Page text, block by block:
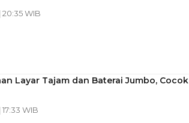
20:35 WIB
Layar Tajam dan Baterai Jumbo, Cocok
WIB